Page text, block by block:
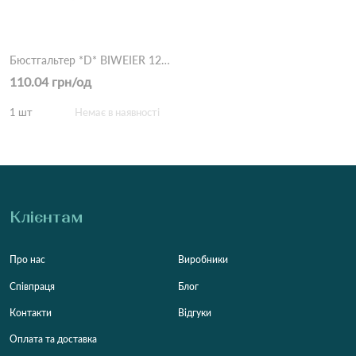
Бюстгальтер *D* BIWEIER 12363 5,1 Білий
110.04 грн/од
1 шт Немає в наявності
Клієнтам
Про нас
Співпраця
Контакти
Оплата та доставка
Виробники
Блог
Відгуки